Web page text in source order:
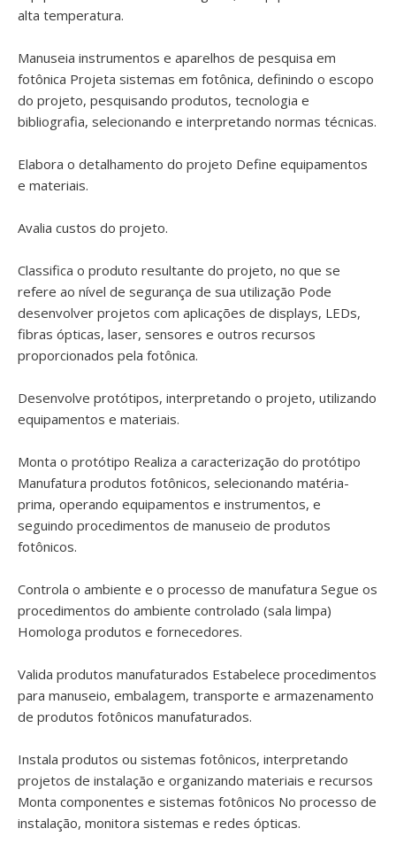
alta temperatura.
Manuseia instrumentos e aparelhos de pesquisa em
fotônica Projeta sistemas em fotônica, definindo o escopo
do projeto, pesquisando produtos, tecnologia e
bibliografia, selecionando e interpretando normas técnicas.
Elabora o detalhamento do projeto Define equipamentos
e materiais.
Avalia custos do projeto.
Classifica o produto resultante do projeto, no que se
refere ao nível de segurança de sua utilização Pode
desenvolver projetos com aplicações de displays, LEDs,
fibras ópticas, laser, sensores e outros recursos
proporcionados pela fotônica.
Desenvolve protótipos, interpretando o projeto, utilizando
equipamentos e materiais.
Monta o protótipo Realiza a caracterização do protótipo
Manufatura produtos fotônicos, selecionando matéria-
prima, operando equipamentos e instrumentos, e
seguindo procedimentos de manuseio de produtos
fotônicos.
Controla o ambiente e o processo de manufatura Segue os
procedimentos do ambiente controlado (sala limpa)
Homologa produtos e fornecedores.
Valida produtos manufaturados Estabelece procedimentos
para manuseio, embalagem, transporte e armazenamento
de produtos fotônicos manufaturados.
Instala produtos ou sistemas fotônicos, interpretando
projetos de instalação e organizando materiais e recursos
Monta componentes e sistemas fotônicos No processo de
instalação, monitora sistemas e redes ópticas.